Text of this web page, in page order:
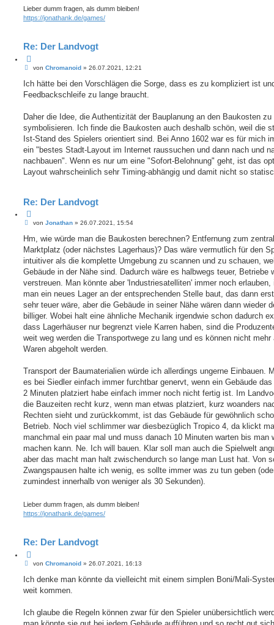
Lieber dumm fragen, als dumm bleiben!
https://jonathank.de/games/
Re: Der Landvogt
i
i
e
n
B
i
r
von Chromanoid» 26.07.2021, 12:21
Ich hätte bei den Vorschlägen die Sorge, dass es zu kompliziert ist
Feedbackschleife zu lange braucht.
Daher die Idee, die Authentizität der Bauplanung an den Baukosten zu
symbolisieren. Ich finde die Baukosten auch deshalb schön, weil die
Ist-Stand des Spielers orientiert sind. Bei Anno 1602 war es für mich
ein "bestes Stadt-Layout im Internet raussuchen und dann nach und
nachbauen". Wenn es nur um eine "Sofort-Belohnung" geht, ist das
Layout wahrscheinlich sehr Timing-abhängig und damit nicht so
Re: Der Landvogt
i
i
e
e
n
B
i
r
a
von Jonathan» 26.07.2021, 15:54
Hm, wie würde man die Baukosten berechnen? Entfernung zum
Marktplatz (oder nächstes Lagerhaus)? Das wäre vermutlich für den
intuitiver als die komplette Umgebung zu scannen und zu schauen,
Gebäude in der Nähe sind. Dadurch wäre es halbwegs teuer, Betriebe
verstreuen. Man könnte aber 'Industriesatelliten' immer noch erlauben,
man ein neues Lager an der entsprechenden Stelle baut, das dann
sehr teuer wäre, aber die Gebäude in seiner Nähe wären dann wieder
billiger. Wobei halt eine ähnliche Mechanik irgendwie schon dadurch
dass Lagerhäuser nur begrenzt viele Karren haben, sind die
weit weg werden die Transportwege zu lang und es können nicht mehr
Waren abgeholt werden.
Transport der Baumaterialien würde ich allerdings ungerne Einbauen.
es bei Siedler einfach immer furchtbar genervt, wenn ein Gebäude
2 Minuten platziert habe einfach immer noch nicht fertig ist. Im
die Bauzeiten recht kurz, wenn man etwas platziert, kurz woanders
Rechten sieht und zurückkommt, ist das Gebäude für gewöhnlich
Betrieb. Noch viel schlimmer war diesbezüglich Tropico 4, da klickt
manchmal ein paar mal und muss danach 10 Minuten warten bis man
machen kann. Ne. Ich will bauen. Klar soll man auch die Spielwelt
aber das macht man halt zwischendurch so lange man Lust hat. Von
Zwangspausen halte ich wenig, es sollte immer was zu tun geben
zumindest innerhalb von weniger als 30 Sekunden).
Lieber dumm fragen, als dumm bleiben!
https://jonathank.de/games/
Re: Der Landvogt
i
i
e
n
B
i
r
von Chromanoid» 26.07.2021, 16:13
Ich denke man könnte da vielleicht mit einem simplen Boni/Mali-
weit kommen.
Ich glaube die Regeln können zwar für den Spieler unübersichtlich